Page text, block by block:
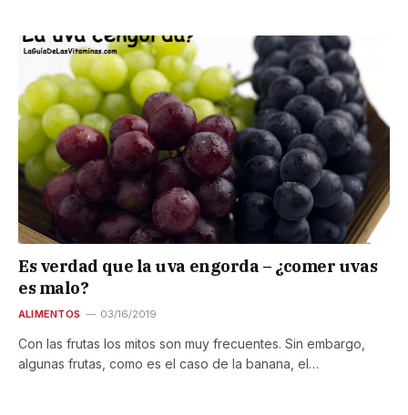
Es verdad que la uva engorda – ¿comer uvas
es malo?
ALIMENTOS 03/16/2019
Con las frutas los mitos son muy frecuentes. Sin embargo,
algunas frutas, como es el caso de la banana, el…